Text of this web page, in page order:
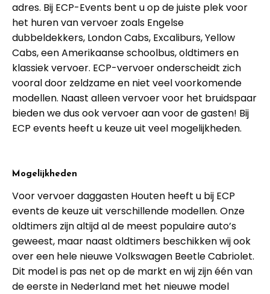
adres. Bij ECP-Events bent u op de juiste plek voor
het huren van vervoer zoals Engelse
dubbeldekkers, London Cabs, Excaliburs, Yellow
Cabs, een Amerikaanse schoolbus, oldtimers en
klassiek vervoer. ECP-vervoer onderscheidt zich
vooral door zeldzame en niet veel voorkomende
modellen. Naast alleen vervoer voor het bruidspaar
bieden we dus ook vervoer aan voor de gasten! Bij
ECP events heeft u keuze uit veel mogelijkheden.
Mogelijkheden
Voor vervoer daggasten Houten heeft u bij ECP
events de keuze uit verschillende modellen. Onze
oldtimers zijn altijd al de meest populaire auto’s
geweest, maar naast oldtimers beschikken wij ook
over een hele nieuwe Volkswagen Beetle Cabriolet.
Dit model is pas net op de markt en wij zijn één van
de eerste in Nederland met het nieuwe model